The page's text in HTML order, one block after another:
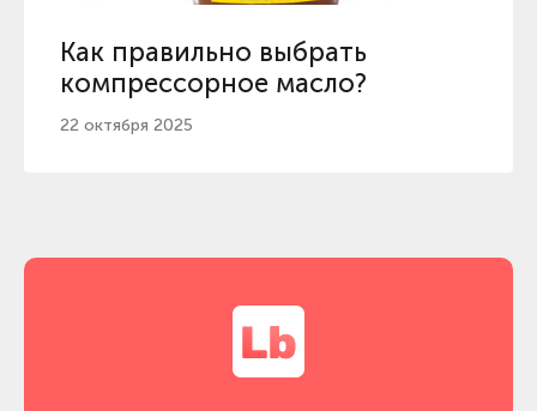
Как правильно выбрать
компрессорное масло?
22 октября 2025